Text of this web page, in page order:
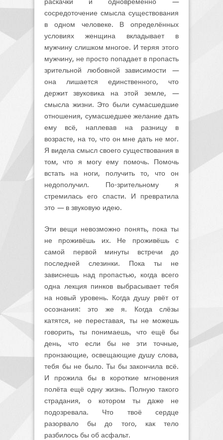
сосредоточение смысла существования
в одном человеке. В определённых
условиях женщина вкладывает в
мужчину слишком многое. И теряя этого
мужчину, не просто попадает в пропасть
зрительной любовной зависимости —
она лишается единственного, что
держит звуковика на этой земле, —
смысла жизни. Это были сумасшедшие
отношения, сумасшедшее желание дать
ему всё, наплевав на разницу в
возрасте, на то, что он мне дать не мог.
Я видела смысл своего существования в
том, что я могу ему помочь. Помочь
встать на ноги, получить то, что он
недополучил. По-зрительному я
стремилась его спасти. И превратила
это —в звуковую идею.
Эти вещи невозможно понять, пока ты
не проживёшь их. Не проживёшь с
самой первой минуты встречи до
последней слезинки. Пока ты не
зависнешь над пропастью, когда всего
одна лекция пинков выбрасывает тебя
на новый уровень. Когда душу рвёт от
осознания: это же я. Когда слёзы
катятся, не переставая, ты не можешь
говорить, ты понимаешь, что ещё бы
день, что если бы не эти точные,
пронзающие, освещающие душу слова,
тебя бы не было. Ты бы закончила всё.
И прожила бы в короткие мгновения
полёта ещё одну жизнь. Полную такого
страдания, о котором ты даже не
подозревала. Что твоё сердце
разорвало бы до того, как тело
разбилось бы об асфальт.